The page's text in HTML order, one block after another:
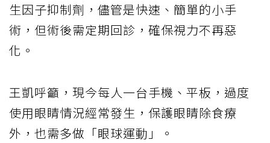
生因子抑制劑，儘管是快速、簡單的小手
術，但術後需定期回診，確保視力不再惡
化。
王凱呼籲，現今每人一台手機、平板，過度
使用眼睛情況經常發生，保護眼睛除食療
外，也需多做「眼球運動」。